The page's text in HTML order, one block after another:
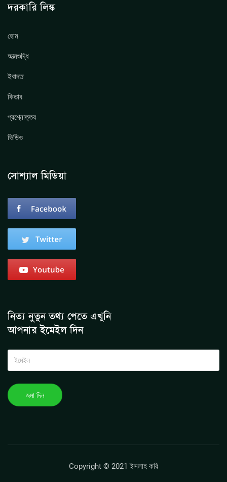
দরকারি লিঙ্ক
হোম
আত্মশুদ্ধি
ইবাদত
কিতাব
প্রশ্নোত্তর
ভিডিও
সোশ্যাল মিডিয়া
নিত্য নুতুন তথ্য পেতে এখুনি
আপনার ইমেইল দিন
Copyright © 2021 ইসলাহ করি